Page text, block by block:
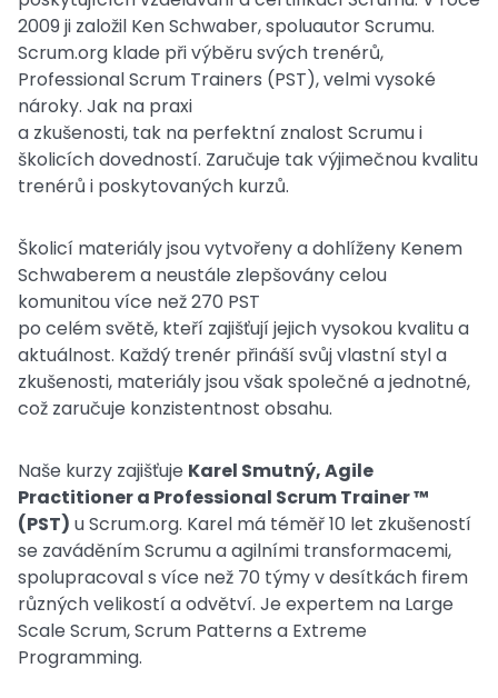
2009 ji založil Ken Schwaber, spoluautor Scrumu.
Scrum.org klade při výběru svých trenérů,
Professional Scrum Trainers (PST), velmi vysoké
nároky. Jak na praxi
a zkušenosti, tak na perfektní znalost Scrumu i
školicích dovedností. Zaručuje tak výjimečnou kvalitu
trenérů i poskytovaných kurzů.
Školicí materiály jsou vytvořeny a dohlíženy Kenem
Schwaberem a neustále zlepšovány celou
komunitou více než 270 PST
po celém světě, kteří zajišťují jejich vysokou kvalitu a
aktuálnost. Každý trenér přináší svůj vlastní styl a
zkušenosti, materiály jsou však společné a jednotné,
což zaručuje konzistentnost obsahu.
Naše kurzy zajišťuje Karel Smutný, Agile
Practitioner a Professional Scrum Trainer ™
(PST) u Scrum.org. Karel má téměř 10 let zkušeností
se zaváděním Scrumu a agilními transformacemi,
spolupracoval s více než 70 týmy v desítkách firem
různých velikostí a odvětví. Je expertem na Large
Scale Scrum, Scrum Patterns a Extreme
Programming.